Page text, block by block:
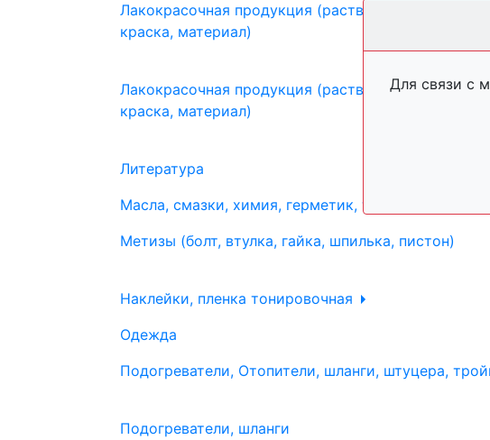
Лакокрасочная продукция (растворитель,
краска, материал)
Лакокрасочная продукция (растворитель,
краска, материал)
Литература
Масла, смазки, химия, герметик, тосолы
Метизы (болт, втулка, гайка, шпилька, пистон)
Наклейки, пленка тонировочная
Одежда
Подогреватели, Отопители, шланги, штуцера,
Подогреватели, шланги
Для связи с